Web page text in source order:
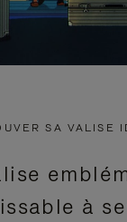
SA VALISE
à